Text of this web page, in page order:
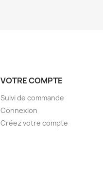
VOTRE COMPTE
Suivi de commande
Connexion
Créez votre compte